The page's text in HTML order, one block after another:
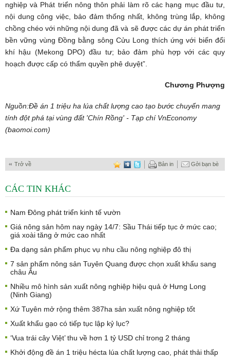
nghiệp và Phát triển nông thôn phải làm rõ các hạng mục đầu tư,
nội dung công việc, bảo đảm thống nhất, không trùng lắp, không
chồng chéo với những nội dung đã và sẽ được các dự án phát triển
bền vững vùng Đồng bằng sông Cửu Long thích ứng với biến đổi
khí hậu (Mekong DPO) đầu tư; bảo đảm phù hợp với các quy
hoạch được cấp có thẩm quyền phê duyệt”.
Chương Phượng
Nguồn:Đề án 1 triệu ha lúa chất lượng cao tạo bước chuyển mang
tính đột phá tại vùng đất 'Chín Rồng' - Tạp chí VnEconomy
(baomoi.com)
Trở về Gởi bạn bè
Bản in
CÁC TIN KHÁC
Nam Đông phát triển kinh tế vườn
Giá nông sản hôm nay ngày 14/7: Sầu Thái tiếp tục ở mức cao;
giá xoài tăng ở mức cao nhất
Đa dạng sản phẩm phục vụ nhu cầu nông nghiệp đô thị
7 sản phẩm nông sản Tuyên Quang được chọn xuất khẩu sang
châu Âu
Nhiều mô hình sản xuất nông nghiệp hiệu quả ở Hưng Long
(Ninh Giang)
Xứ Tuyên mở rộng thêm 387ha sản xuất nông nghiệp tốt
Xuất khẩu gạo có tiếp tục lập kỷ lục?
‘Vua trái cây Việt’ thu về hơn 1 tỷ USD chỉ trong 2 tháng
Khởi động đề án 1 triệu hécta lúa chất lượng cao, phát thải thấp